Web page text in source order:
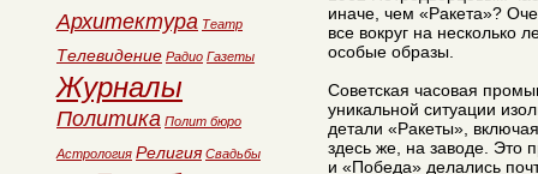
иначе, чем «Ракета»?
все вокруг на несколько
особые образы.
Советская часовая
уникальной ситуации
детали «Ракеты»,
здесь же, на заводе. Это
и «Победа» делались
Архитектура Театр
Телевидение Радио Газеты
Журналы
Политика Полит бюро
Астрология Религия Свадьбы